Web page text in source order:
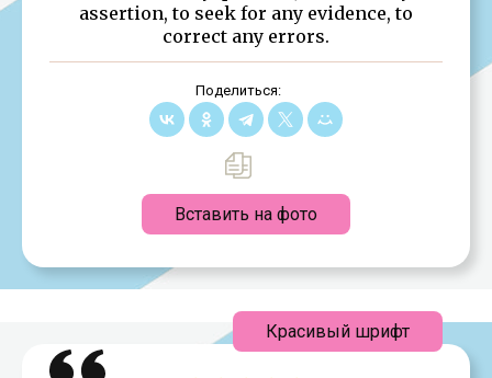
assertion, to seek for any evidence, to
correct any errors.
Поделиться:
Вставить на фото
Красивый шрифт